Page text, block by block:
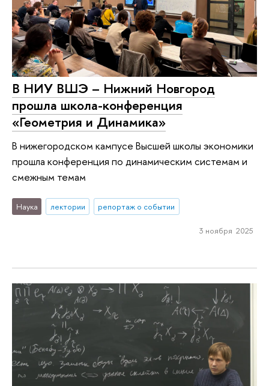
В НИУ ВШЭ – Нижний Новгород
прошла школа-конференция
«Геометрия и Динамика»
В нижегородском кампусе Высшей школы экономики
прошла конференция по динамическим системам и
смежным темам
Наука лектории репортаж о событии
3 ноября 2025